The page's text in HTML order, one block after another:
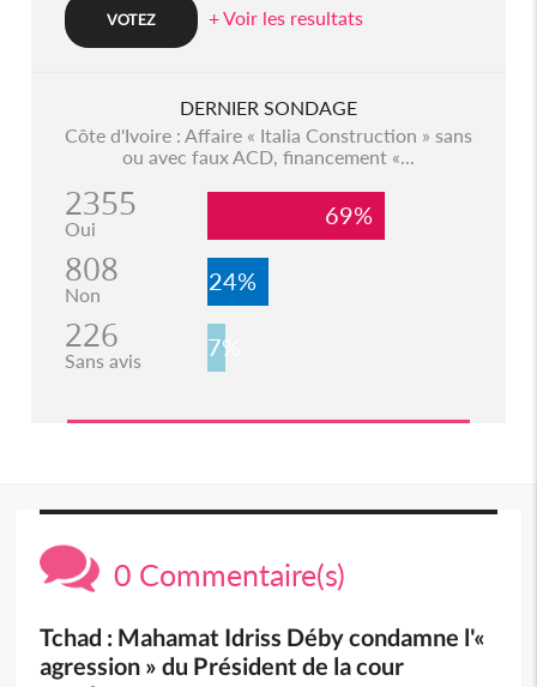
+ Voir les resultats
DERNIER SONDAGE
Côte d'Ivoire : Affaire « Italia Construction » sans
ou avec faux ACD, financement «...
2355
Oui 69%
808
Non 24%
226
Sans avis 7%
0 Commentaire(s)
Tchad : Mahamat Idriss Déby condamne l'«
agression » du Président de la cour